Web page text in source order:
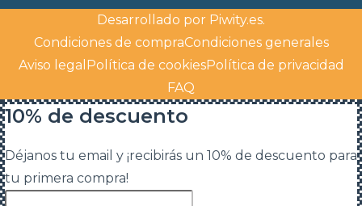
Desarrollado por Piwity.es.
Condiciones de compraCondiciones generales
Aviso legal Política de cookiesPolítica de privacidad
FAQ
10% de descuento
Déjanos tu email y ¡recibirás un 10% de descuento para
tu primera compra!